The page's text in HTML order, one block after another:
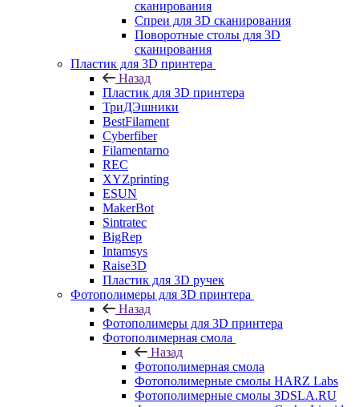
сканирования
Спреи для 3D сканирования
Поворотные столы для 3D
сканирования
Пластик для 3D принтера
Назад
Пластик для 3D принтера
ТриДЭшники
BestFilament
Cyberfiber
Filamentarno
REC
XYZprinting
ESUN
MakerBot
Sintratec
BigRep
Intamsys
Raise3D
Пластик для 3D ручек
Фотополимеры для 3D принтера
Назад
Фотополимеры для 3D принтера
Фотополимерная смола
Назад
Фотополимерная смола
Фотополимерные смолы HARZ Labs
Фотополимерные смолы 3DSLA.RU